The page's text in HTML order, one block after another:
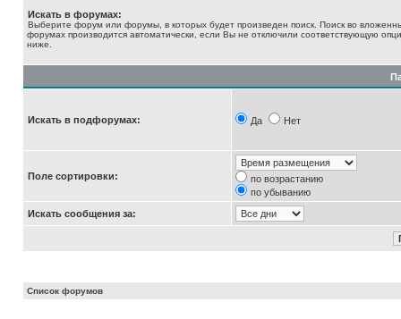
Искать в форумах:
Выберите форум или форумы, в которых будет произведен поиск. Поиск во
форумах производится автоматически, если Вы не отключили соответствующую
ниже.
Искать в подфорумах: Да Нет
Поле сортировки:
по возрастанию
по убыванию
Искать сообщения за:
Список форумов